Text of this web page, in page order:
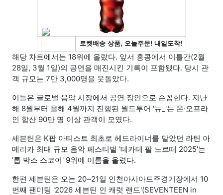
해당 차트에서는 18위에 올랐다. 앞서 홍콩에서 이틀간(2월
28일, 3월 1일)의 공연을 매진시킨 기록이 포함됐다. 당시 관
객 규모는 7만 3,000명을 웃돌았다.
이들은 글로벌 음악 시장에서 공연 장인으로 손꼽힌다. 지난
해 8월부터 올해 4월까지 진행된 월드투어 '뉴_'는 온·오프라
인 합산 90만 명 이상 관객이 모였다.
세븐틴은 K팝 아티스트 최초로 헤드라이너를 맡았던 라틴 아
메리카 최대 규모 음악 페스티벌 '테카테 팔 노르떼 2025'는
'톱 박스 스코어' 9위에 이름을 올렸다.
한편 세븐틴은 오는 20~21일 인천아시아드주경기장에서 10
번째 팬미팅 '2026 세븐틴 인 캐럿 랜드'(SEVENTEEN in